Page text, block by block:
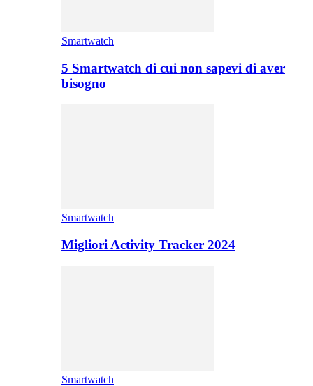
Smartwatch
5 Smartwatch di cui non sapevi di aver
bisogno
Smartwatch
Migliori Activity Tracker 2024
Smartwatch